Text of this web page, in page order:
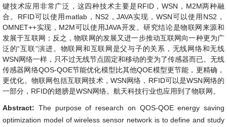
键技术应用非常广泛，这四种技术主要是RFID，WSN，M2M两种融
合。RFID可以使用matlab，NS2，JAVA实现，WSN可以使用NS2，
OMNET++实现，M2M可以使用JAVA开发。研究结论是物联网来源和
发展于互联网；反之，物联网的发展又进一步推动互联网向一种更为广
泛的“互联”演进。物联网和互联网是父与子的关系，无线网络和无线
WSN网络一样，只不过无线节点固定和移动的变为了传感器而已。无线
传感器网络QOS-QOE节能优化模型比其他QOE模型更节能，更精确，
更优化。物联网包括互联网技术，WSN网络，RFID可以是WSN网络的
一部分，RFID的翅膀是WSN网络。航天科技行业也应用到了物联网。
Abstract: The purpose of research on QOS-QOE energy saving
optimization model of wireless sensor network is to define and study